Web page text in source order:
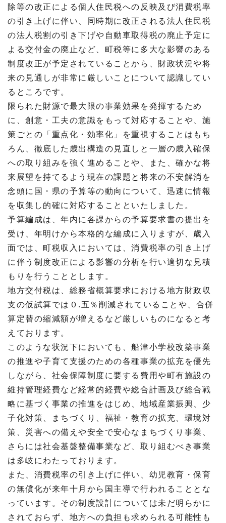
除等の改正による個人住民税への反映及び消費税率
の引き上げに伴い、同時期に改正される法人住民税
の法人税割の引き下げや自動車取得税の廃止予定に
よる交付金の廃止など、町税等に多大な影響のある
制度改正が予定されていることから、財政状況や将
来の見通しが非常に厳しいことについて認識してい
るところです。
限られた財源で最大限の事業効果を発揮するため
に、創意・工夫の意識をもって対応することや、施
策ごとの「重点化・効率化」を重視することはもち
ろん、徹底した歳出構造の見直しと一層の歳入確保
への取り組みを強く進めることや、また、確かな将
来展望を持てるよう現在の課題と将来の不安解消を
念頭に国・県の予算等の動向について、迅速に情報
を収集し的確に対応することといたしました。
予算編成は、年内に各課からの予算要求書の提出を
受け、年明けから本格的な編成に入りますが、歳入
面では、町税収入においては、消費税率の引き上げ
に伴う制度改正による影響の分析を行い適切な見積
もりを行うこととします。
地方交付税は、総務省概算要求における地方財政収
支の仮試算では０.五％削減されていることや、合併
算定替の縮減額が増えるなど厳しいものになると考
えております。
このような状況下においても、船津小学校改築事業
の推進や子育て支援のための各種事業の拡充を優先
しながら、社会保障制度に要する費用や町有施設の
維持管理経費など経常的経費や総合計画及び総合戦
略に基づく事業の推進をはじめ、地域産業振興、少
子化対策、まちづくり、福祉・教育の拡充、環境対
策、災害への備えや安全で安心なまちづくり事業、
さらには社会基盤整備事業など、取り組むべき事業
は多岐にわたっております。
また、消費税率の引き上げに伴い、幼児教育・保育
の無償化が来年十月から国主導で行われることとな
っています。その制度設計については未だ明らかに
されておらず、地方への負担も求められる可能性も